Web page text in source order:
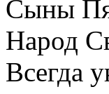
Сыны
Народ
Всегда